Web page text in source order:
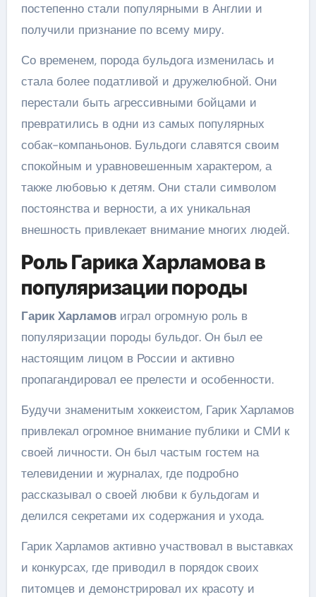
постепенно стали популярными в Англии и
получили признание по всему миру.
Со временем, порода бульдога изменилась и
стала более податливой и дружелюбной. Они
перестали быть агрессивными бойцами и
превратились в одни из самых популярных
собак-компаньонов. Бульдоги славятся своим
спокойным и уравновешенным характером, а
также любовью к детям. Они стали символом
постоянства и верности, а их уникальная
внешность привлекает внимание многих людей.
Роль Гарика Харламова в
популяризации породы
Гарик Харламовиграл огромную роль в
популяризации породы бульдог. Он был ее
настоящим лицом в России и активно
пропагандировал ее прелести и особенности.
Будучи знаменитым хоккеистом, Гарик Харламов
привлекал огромное внимание публики и СМИ к
своей личности. Он был частым гостем на
телевидении и журналах, где подробно
рассказывал о своей любви к бульдогам и
делился секретами их содержания и ухода.
Гарик Харламов активно участвовал в выставках
и конкурсах, где приводил в порядок своих
питомцев и демонстрировал их красоту и